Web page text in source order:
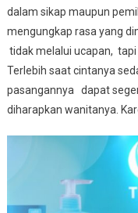
dalam sikap maupun
mengungkap rasa yang
tidak melalui ucapan,
Terlebih saat cintanya
pasangannya dapat
diharapkan wanitanya.